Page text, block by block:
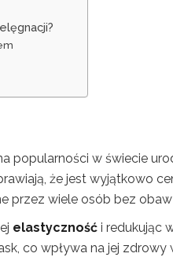
popularności w świecie
że jest wyjątkowo
przez wiele osób bez obaw
elastyczność i redukując
co wpływa na jej